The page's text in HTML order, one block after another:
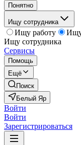
Понятно
Ищу сотрудника
Ищу работу
Ищу
Ищу сотрудника
Сервисы
Помощь
Ещё
Поиск
Белый Яр
Войти
Войти
Зарегистрироваться